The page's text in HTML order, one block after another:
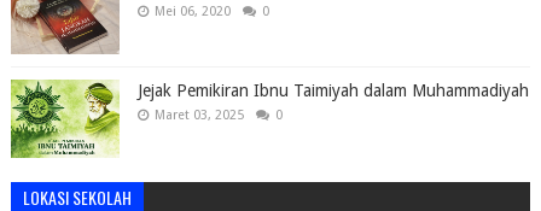
Mei 06, 2020 0
Jejak Pemikiran Ibnu Taimiyah dalam Muhammadiyah
Maret 03, 2025 0
LOKASI SEKOLAH